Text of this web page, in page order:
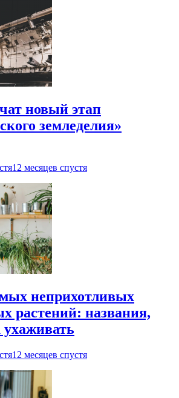
новый этап
земледелия»
12 месяцев спустя
неприхотливых
растений: названия,
12 месяцев спустя